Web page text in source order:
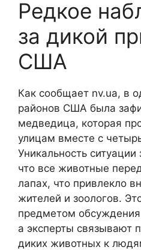
Редкое
за дикой
США
Как сообщает nv.ua, в
районов США была
медведица, которая
улицам вместе с
Уникальность
что все животные
лапах, что привлекло
жителей и зоологов.
предметом
а эксперты связывают
диких животных к